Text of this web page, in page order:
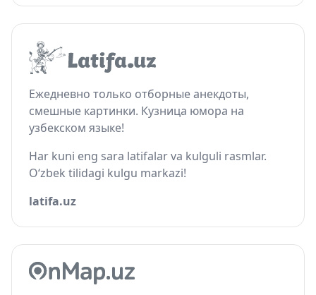
Ежедневно только отборные анекдоты,
смешные картинки. Кузница юмора на
узбекском языке!
Har kuni eng sara latifalar va kulguli rasmlar.
O‘zbek tilidagi kulgu markazi!
latifa.uz